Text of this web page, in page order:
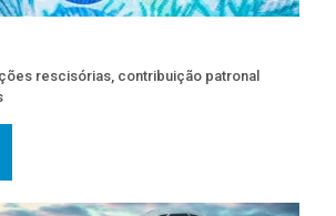
rescisórias, contribuição patronal